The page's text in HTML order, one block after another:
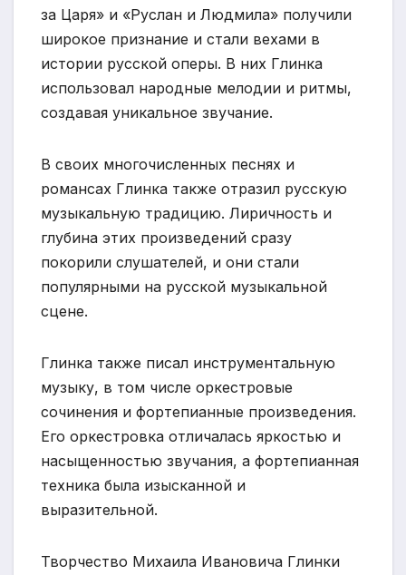
за Царя» и «Руслан и Людмила» получили
широкое признание и стали вехами в
истории русской оперы. В них Глинка
использовал народные мелодии и ритмы,
создавая уникальное звучание.
В своих многочисленных песнях и
романсах Глинка также отразил русскую
музыкальную традицию. Лиричность и
глубина этих произведений сразу
покорили слушателей, и они стали
популярными на русской музыкальной
сцене.
Глинка также писал инструментальную
музыку, в том числе оркестровые
сочинения и фортепианные произведения.
Его оркестровка отличалась яркостью и
насыщенностью звучания, а фортепианная
техника была изысканной и
выразительной.
Творчество Михаила Ивановича Глинки